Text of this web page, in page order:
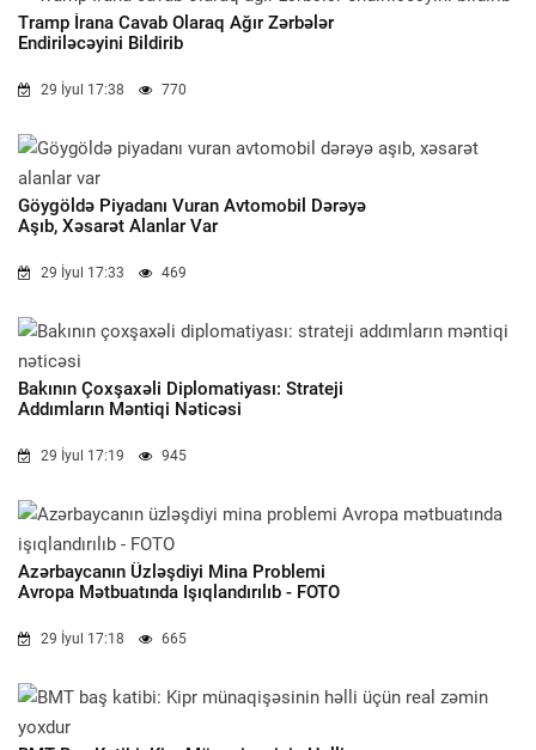
Tramp İrana Cavab Olaraq Ağır Zərbələr
Endiriləcəyini Bildirib
29 İyul 17:38 770
Göygöldə Piyadanı Vuran Avtomobil Dərəyə
Aşıb, Xəsarət Alanlar Var
29 İyul 17:33 469
Bakının Çoxşaxəli Diplomatiyası: Strateji
Addımların Məntiqi Nəticəsi
29 İyul 17:19 945
Azərbaycanın Üzləşdiyi Mina Problemi
Avropa Mətbuatında Işıqlandırılıb - FOTO
29 İyul 17:18 665